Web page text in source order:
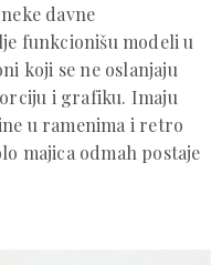
davne
funkcionišu modeli u
koji se ne oslanjaju
i grafiku. Imaju
u ramenima i retro
majica odmah postaje